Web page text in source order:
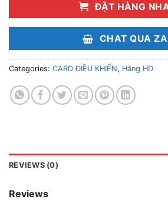
ĐẶT HÀNG
CHAT QUA
Categories: CARD ĐIỀU KHIỂN, Hãng HD
REVIEWS (0)
Reviews